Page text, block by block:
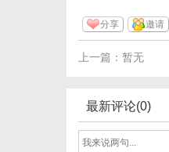
分享 邀请
上一篇：暂无
最新评论(0)